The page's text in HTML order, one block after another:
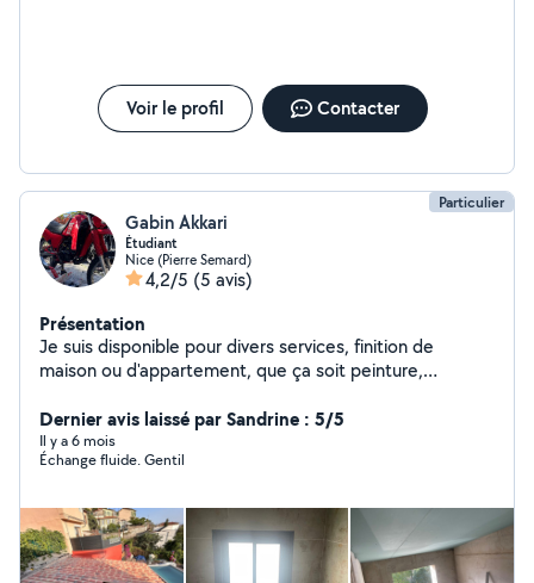
Voir le profil Contacter
Particulier
Gabin Akkari
Étudiant
Nice (Pierre Semard)
4,2/5 (5 avis)
Présentation
Je suis disponible pour divers services, finition de
maison ou d'appartement, que ça soit peinture,
entretien de jardin, je suis même disponible pour aider
ou garder vos enfants à faire leurs devoirs pour vous
parler, un peu plus de ma personne, j'ai été Scout guide
toute demande, n'hésitez pas!
Dernier avis laissé par Sandrine : 5/5
Il y a 6 mois
Échange fluide. Gentil